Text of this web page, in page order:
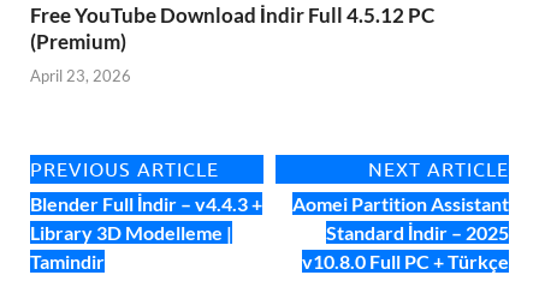
Free YouTube Download İndir Full 4.5.12 PC
(Premium)
April 23, 2026
PREVIOUS ARTICLE
Blender Full İndir – v4.4.3 +
Library 3D Modelleme |
Tamindir
NEXT ARTICLE
Aomei Partition Assistant
Standard İndir – 2025
v10.8.0 Full PC + Türkçe